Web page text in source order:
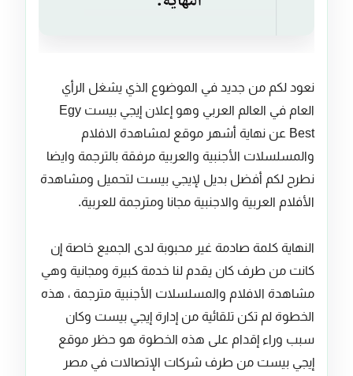
نعود لكم من جديد في الموضوع الذي يشغل الرأي
العام في العالم العربي وهو إعلان إيجي بيست Egy
Best عن نهاية أشهر موقع لمشاهدة الافلام
والمسلسلات الأجنبية والعربية مرفقة بالترجمة وايضا
نطرح لكم أفضل بديل لإيجي بيست لتحميل ومشاهدة
الأفلام العربية والاجنبية مجانا ومترجمة للعربية.
النهاية كلمة صادمة غير محبوبة لدى الجميع خاصة إن
كانت من طرف كان يقدم لنا خدمة كبيرة ومجانية وهي
مشاهدة الافلام والمسلسلات الأجنبية مترجمة ، هذه
الخطوة لم تكن تلقائية من إدارة إيجي بيست وكان
سبب وراء إقدام على هذه الخطوة هو حظر موقع
إيجي بيست من طرف شركات الإتصالات في مصر